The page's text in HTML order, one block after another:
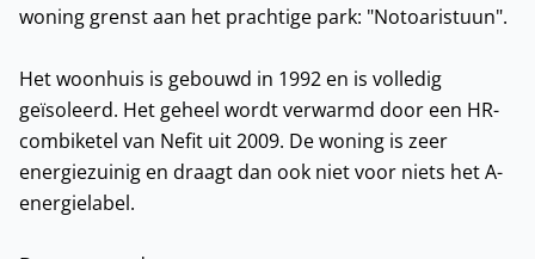
woning grenst aan het prachtige park: "Notoaristuun".
Het woonhuis is gebouwd in 1992 en is volledig
geïsoleerd. Het geheel wordt verwarmd door een HR-
combiketel van Nefit uit 2009. De woning is zeer
energiezuinig en draagt dan ook niet voor niets het A-
energielabel.